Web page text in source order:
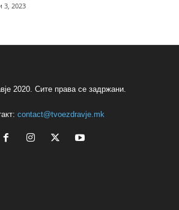
3, 2023
2020. Сите права се задржани.
contact@tvoezdravje.mk